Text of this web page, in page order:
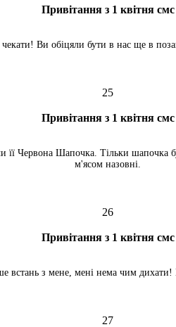
Привітання з 1 квітня смс
Ви обіцяли бути в нас ще в
25
Привітання з 1 квітня смс
її Червона Шапочка. Тільки шапочка
м'ясом назовні.
26
Привітання з 1 квітня смс
встань з мене, мені нема чим дихати!
27